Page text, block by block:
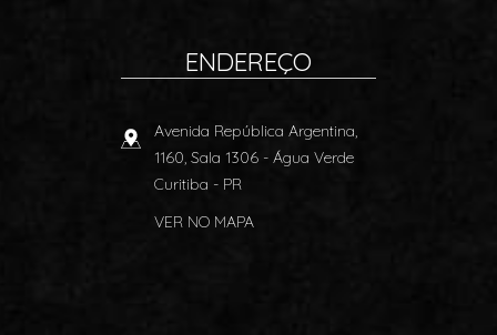
ENDEREÇO
Avenida República Argentina,
1160, Sala 1306 - Água Verde
Curitiba - PR
VER NO MAPA